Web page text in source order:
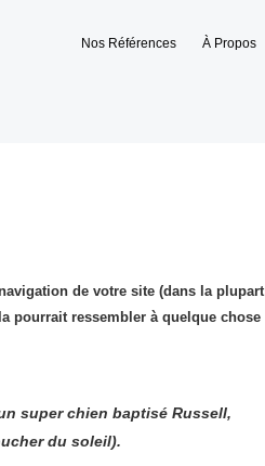
Nos Références À Propos
de votre site (dans la plupart
pourrait ressembler à quelque chose
super chien baptisé Russell,
du soleil).